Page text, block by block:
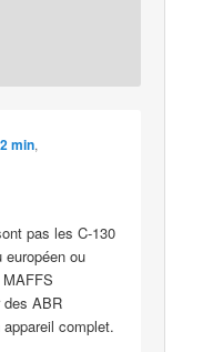
min,
pas les C-130
ou
des ABR
appareil complet.